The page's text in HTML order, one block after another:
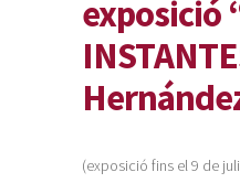
exposició
(exposició fins el 9 de